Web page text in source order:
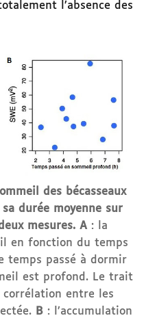
l’absence des
des bécasseaux
durée moyenne sur
mesures. A : la
en fonction du temps
temps passé à dormir
est profond. Le trait
corrélation entre les
B : l’accumulation